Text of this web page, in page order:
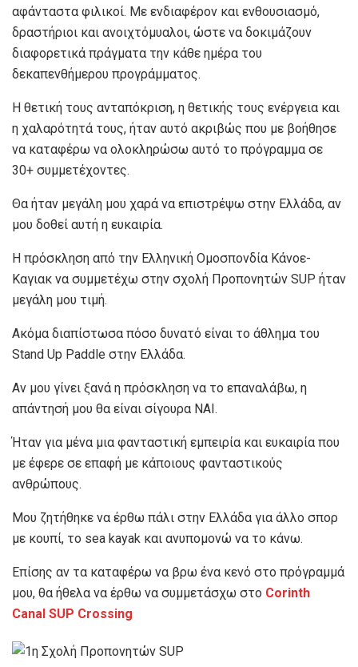
αφάνταστα φιλικοί. Με ενδιαφέρον και ενθουσιασμό,
δραστήριοι και ανοιχτόμυαλοι, ώστε να δοκιμάζουν
διαφορετικά πράγματα την κάθε ημέρα του
δεκαπενθήμερου προγράμματος.
Η θετική τους ανταπόκριση, η θετικής τους ενέργεια και
η χαλαρότητά τους, ήταν αυτό ακριβώς που με βοήθησε
να καταφέρω να ολοκληρώσω αυτό το πρόγραμμα σε
30+ συμμετέχοντες.
Θα ήταν μεγάλη μου χαρά να επιστρέψω στην Ελλάδα, αν
μου δοθεί αυτή η ευκαιρία.
Η πρόσκληση από την Ελληνική Ομοσπονδία Κάνοε-
Καγιακ να συμμετέχω στην σχολή Προπονητών SUP ήταν
μεγάλη μου τιμή.
Ακόμα διαπίστωσα πόσο δυνατό είναι το άθλημα του
Stand Up Paddle στην Ελλάδα.
Αν μου γίνει ξανά η πρόσκληση να το επαναλάβω, η
απάντησή μου θα είναι σίγουρα ΝΑΙ.
Ήταν για μένα μια φανταστική εμπειρία και ευκαιρία που
με έφερε σε επαφή με κάποιους φανταστικούς
ανθρώπους.
Μου ζητήθηκε να έρθω πάλι στην Ελλάδα για άλλο σπορ
με κουπί, το sea kayak και ανυπομονώ να το κάνω.
Επίσης αν τα καταφέρω να βρω ένα κενό στο πρόγραμμά
μου, θα ήθελα να έρθω να συμμετάσχω στο Corinth
Canal SUP Crossing